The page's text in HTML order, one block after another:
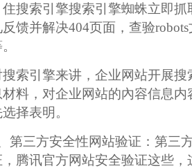
住搜索引擎搜索引擎蜘蛛立即
反馈并解决404页面，查验
搜索引擎来讲，企业网站开展
材料，对企业网站的內容信息
择表明。
第三方安全性网站验证：第三
，腾讯官方网站安全验证这些